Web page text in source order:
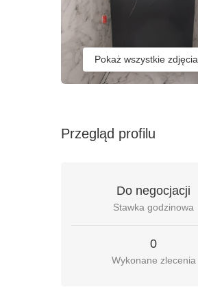
Pokaż wszystkie zdjęcia
Przegląd profilu
Do negocjacji
Stawka godzinowa
0
Wykonane zlecenia